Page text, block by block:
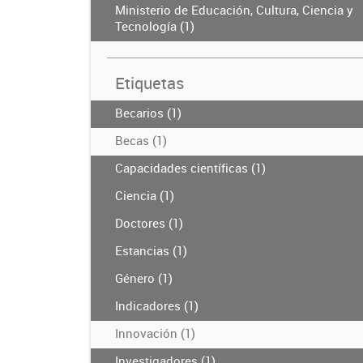
Ministerio de Educación, Cultura, Ciencia y
Tecnología (1)
Etiquetas
Becarios (1)
Becas (1)
Capacidades científicas (1)
Ciencia (1)
Doctores (1)
Estancias (1)
Género (1)
Indicadores (1)
Innovación (1)